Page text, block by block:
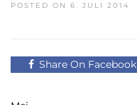
POSTED ON 6. JULI 2014
Share On Facebook